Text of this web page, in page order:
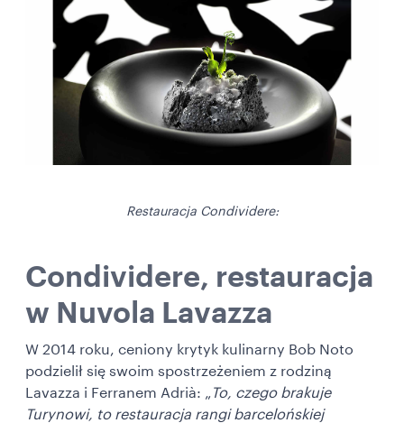
Restauracja Condividere:
Condividere, restauracja
w Nuvola Lavazza
W 2014 roku, ceniony krytyk kulinarny Bob Noto
podzielił się swoim spostrzeżeniem z rodziną
Lavazza i Ferranem Adrià: „To, czego brakuje
Turynowi, to restauracja rangi barcelońskiej